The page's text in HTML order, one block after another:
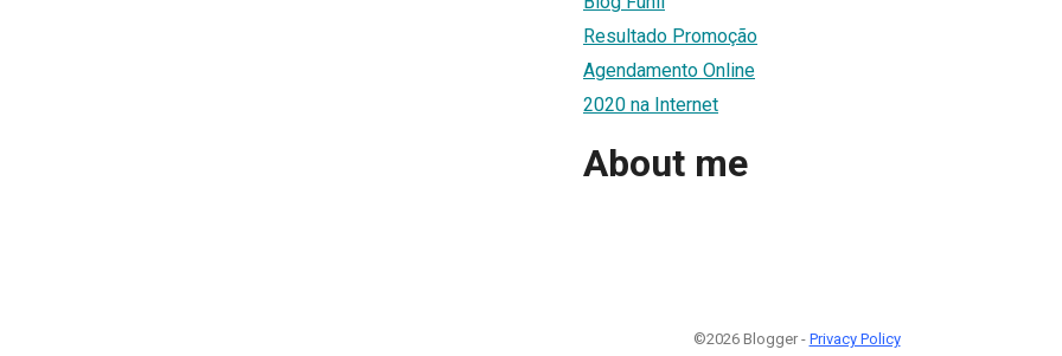
Resultado Promoção
Agendamento Online
2020 na Internet
About me
©2026 Blogger - Privacy Policy